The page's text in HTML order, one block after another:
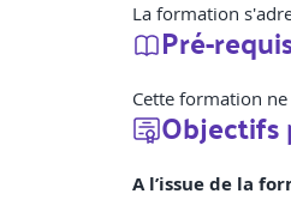
La formation
Pré-
Cette formation
Objectifs
A l’issue de la